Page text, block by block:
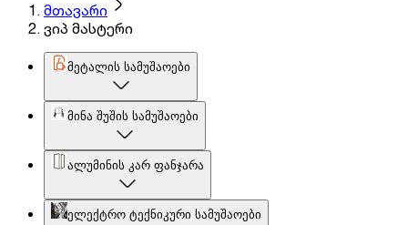
მთავარი
ვიპ მასტერი
მეტალის სამუშაოები
მინა შუშის სამუშაოები
ალუმინის კარ ფანჯარა
ელექტრო ტექნიკური სამუშაოები